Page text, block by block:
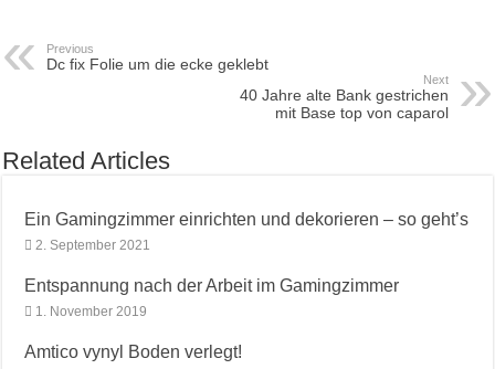
Previous
Dc fix Folie um die ecke geklebt
Next
40 Jahre alte Bank gestrichen
mit Base top von caparol
Related Articles
Ein Gamingzimmer einrichten und dekorieren – so geht’s
2. September 2021
Entspannung nach der Arbeit im Gamingzimmer
1. November 2019
Amtico vynyl Boden verlegt!